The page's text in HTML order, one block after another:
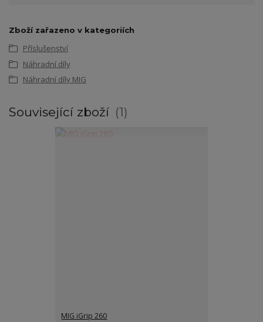
Zboží zařazeno v kategoriích
Příslušenství
Náhradní díly
Náhradní díly MIG
Související zboží 1
MIG iGrip 260